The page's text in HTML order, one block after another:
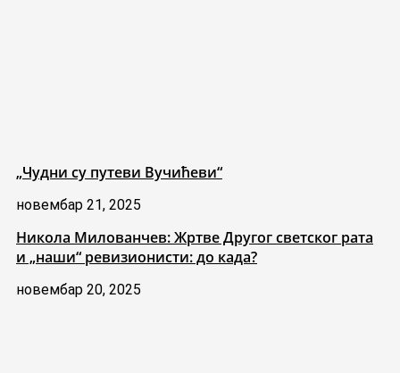
„Чудни су путеви Вучићеви“
новембар 21, 2025
Никола Милованчев: Жртве Другог светског рата
и „наши“ ревизионисти: до када?
новембар 20, 2025